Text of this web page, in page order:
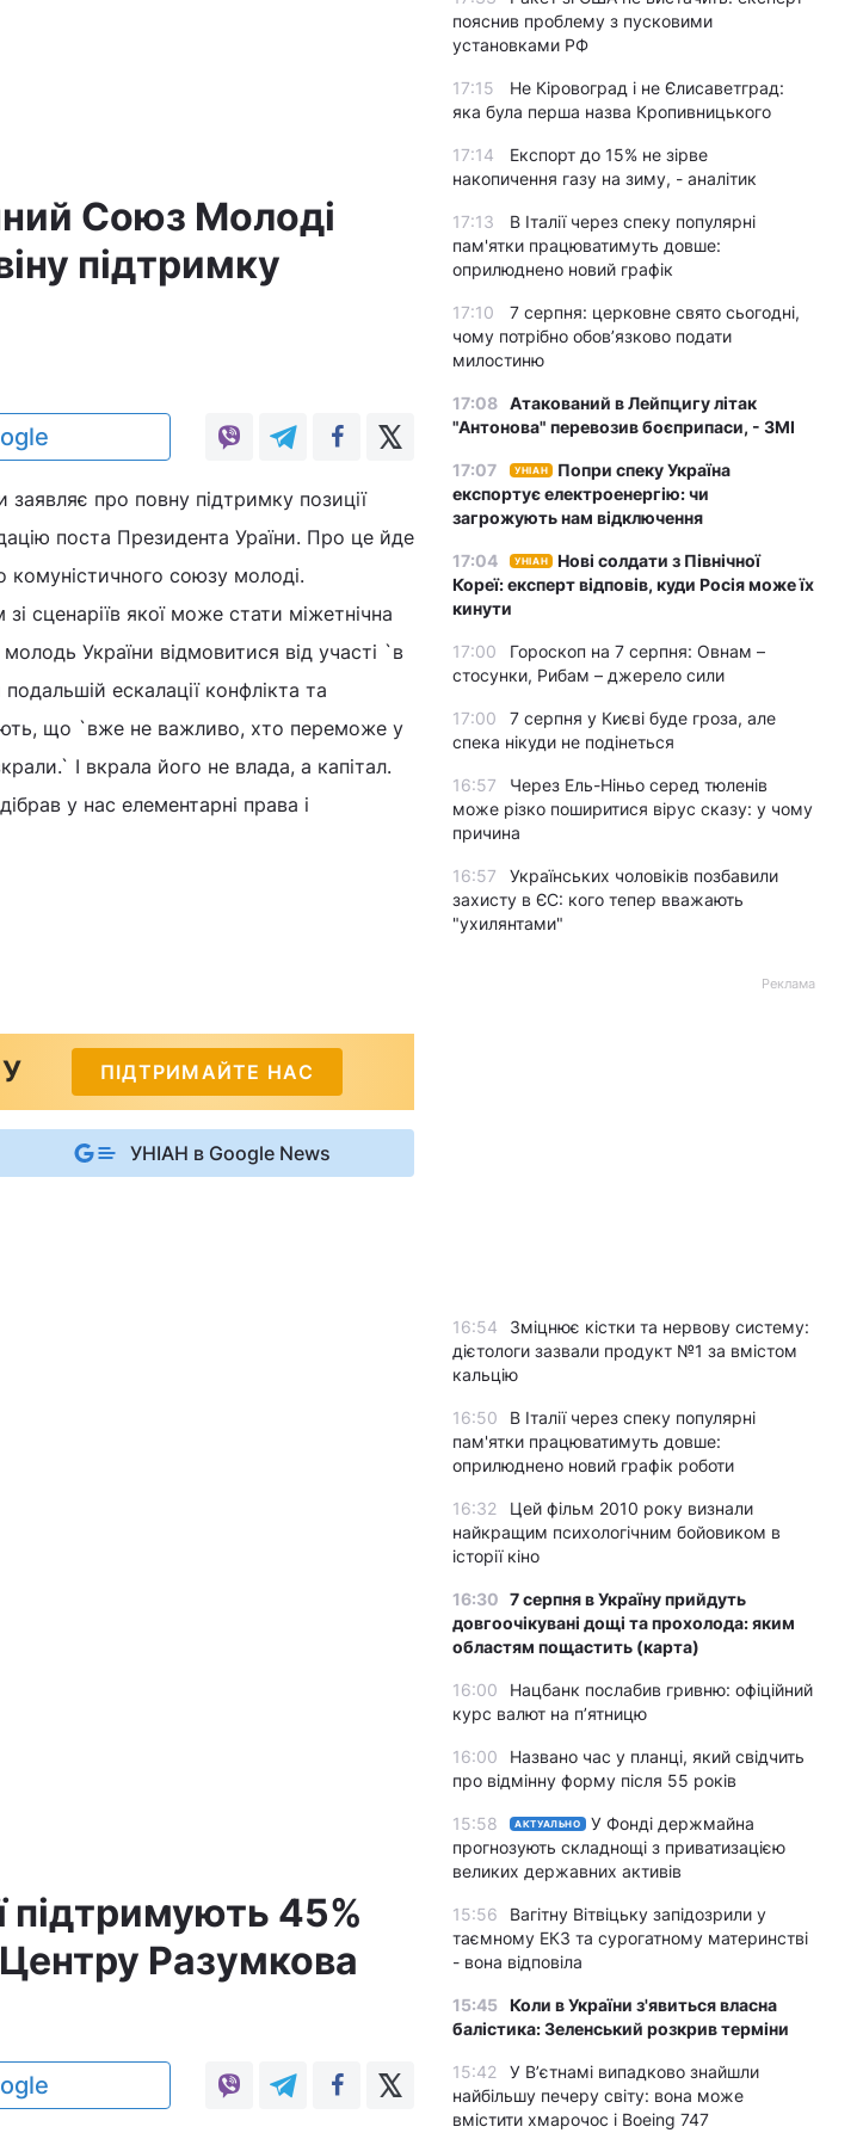
Союз Молоді
підтримку
про повну підтримку позиції
поста Президента Ураїни. Про це йде
комуністичного союзу молоді.
сценаріїв якої може стати міжетнічна
України відмовитися від участі `в
ескалації конфлікта та
що `вже не важливо, хто переможе у
І вкрала його не влада, а капітал.
у нас елементарні права і
ПІДТРИМАЙТЕ НАС
УНІАН в Google News
підтримують 45%
Разумкова
пояснив проблему з пусковими
установками РФ
17:15
Не Кіровоград і не Єлисаветград:
яка була перша назва Кропивницького
17:14
Експорт до 15% не зірве
накопичення газу на зиму, - аналітик
17:13
В Італії через спеку популярні
пам'ятки працюватимуть довше:
оприлюднено новий графік
17:10
7 серпня: церковне свято сьогодні,
чому потрібно обов’язково подати
милостиню
17:08 Атакований в Лейпцигу літак
"Антонова" перевозив боєприпаси, - ЗМІ
17:07 УНІАН
Попри спеку Україна
експортує електроенергію: чи
загрожують нам відключення
17:04 УНІАН
Нові солдати з Північної
Кореї: експерт відповів, куди Росія може їх
кинути
17:00
Гороскоп на 7 серпня: Овнам –
стосунки, Рибам – джерело сили
17:00
7 серпня у Києві буде гроза, але
спека нікуди не подінеться
16:57
Через Ель-Ніньо серед тюленів
може різко поширитися вірус сказу: у чому
причина
16:57
Українських чоловіків позбавили
захисту в ЄС: кого тепер вважають
"ухилянтами"
Реклама
16:54
Зміцнює кістки та нервову систему:
дієтологи зазвали продукт №1 за вмістом
кальцію
16:50
В Італії через спеку популярні
пам'ятки працюватимуть довше:
оприлюднено новий графік роботи
16:32
Цей фільм 2010 року визнали
найкращим психологічним бойовиком в
історії кіно
16:30 7 серпня в Україну прийдуть
довгоочікувані дощі та прохолода: яким
областям пощастить (карта)
16:00
Нацбанк послабив гривню: офіційний
курс валют на п’ятницю
16:00
Названо час у планці, який свідчить
про відмінну форму після 55 років
15:58 АКТУАЛЬНО
У Фонді держмайна
прогнозують складнощі з приватизацією
великих державних активів
15:56
Вагітну Вітвіцьку запідозрили у
таємному ЕКЗ та сурогатному материнстві
- вона відповіла
15:45 Коли в України з'явиться власна
балістика: Зеленський розкрив терміни
15:42
У Вʼєтнамі випадково знайшли
найбільшу печеру світу: вона може
вмістити хмарочос і Boeing 747